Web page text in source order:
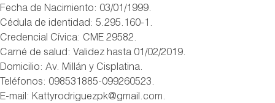
Fecha de Nacimiento: 03/01/1999.
Cédula de identidad: 5.295.160-1.
Credencial Cívica: CME 29582.
Carné de salud: Validez hasta 01/02/2019.
Domicilio: Av. Millán y Cisplatina.
Teléfonos: 098531885-099260523.
E-mail: Kattyrodriguezpk@gmail.com.